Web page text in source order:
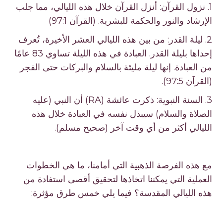
1. نزول القرآن: أنزل القرآن خلال هذه الليالي، مما جلب
الإرشاد والنور والحكمة للبشرية. (القرآن 97:1)
2. ليلة القدر: من بين هذه الليالي العشر الأخيرة، تُعرف
إحداها بليلة القدر. العبادة في هذه الليلة تساوي 83 عامًا
من العبادة. إنها ليلة مليئة بالسلام والبركات حتى الفجر
(القرآن 97:5).
3. السنة النبوية: ذكرت عائشة (RA) أن النبي (عليه
الصلاة والسلام) سيبذل نفسه في العبادة خلال هذه
الليالي أكثر من أي وقت آخر (صحيح مسلم).
مع هذه الفرصة الذهبية التي أمامنا، ما هي الخطوات
العملية التي يمكننا اتخاذها لتحقيق أقصى استفادة من
هذه الليالي المقدسة؟ فيما يلي خمس طرق مؤثرة: